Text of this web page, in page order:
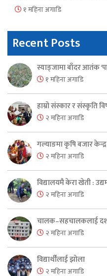
१ महिना अगाडि
Recent Posts
स्याङ्जामा बाँदर आतंक
१ महिना अगाडि
हाम्रो संस्कार र संस्कृति
२ महिना अगाडि
गल्याङमा कृषि बजार
२ महिना अगाडि
विद्यालयमै केरा खेती :
२ महिना अगाडि
चालक–सहचालकलाई दश
२ महिना अगाडि
विद्यार्थीलाई झोला
२ महिना अगाडि